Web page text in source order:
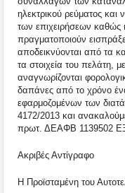
ηλεκτρικού ρεύματος και
των επιχειρήσεων
πραγματοποιούν
αποδεικνύονται από τα
τα στοιχεία του πελάτη,
αναγνωρίζονται
δαπάνες από το χρόνο
εφαρμοζομένων των
4172/2013 και
πρωτ. ΔΕΑΦΒ 1139502
Ακριβές Αντίγραφο
Η Προϊσταμένη του